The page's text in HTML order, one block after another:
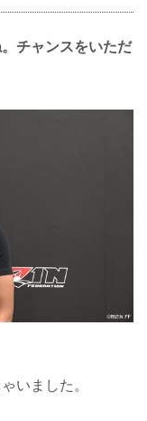
チャンスをいただ
いました。